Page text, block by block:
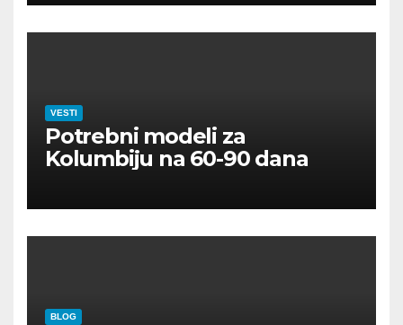
VESTI
Potrebni modeli za
Kolumbiju na 60-90 dana
BLOG